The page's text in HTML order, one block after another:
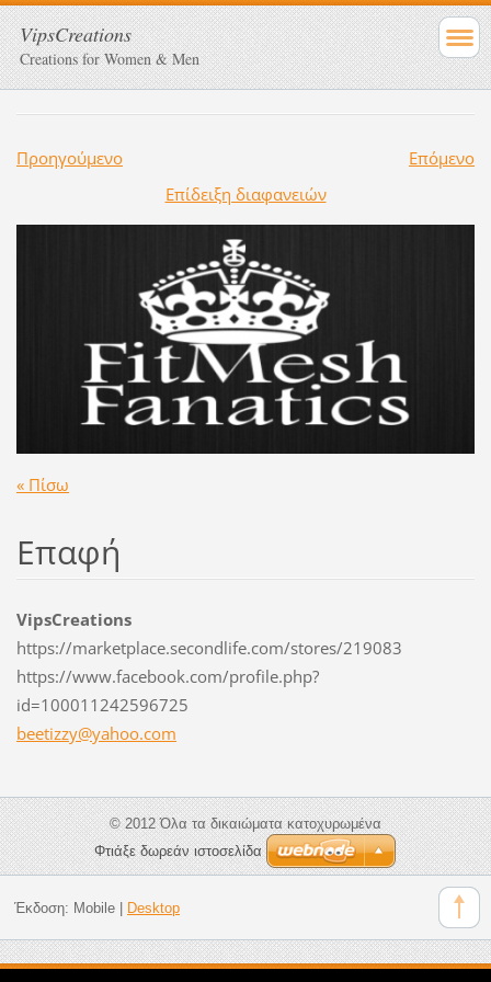
VipsCreations
Creations for Women & Men
Προηγούμενο
Επόμενο
Επίδειξη διαφανειών
« Πίσω
Επαφή
VipsCreations
https://marketplace.secondlife.com/stores/219083
https://www.facebook.com/profile.php?
id=100011242596725
beetizzy@yahoo.com
© 2012 Όλα τα δικαιώματα κατοχυρωμένα
Φτιάξε δωρεάν ιστοσελίδα
Έκδοση: Mobile| Desktop